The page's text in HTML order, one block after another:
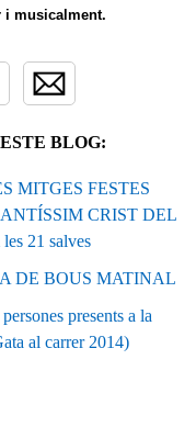
i musicalment.
BLOG:
MITGES FESTES
CRIST DEL
21 salves
DE BOUS MATINAL
presents a la
al carrer 2014)